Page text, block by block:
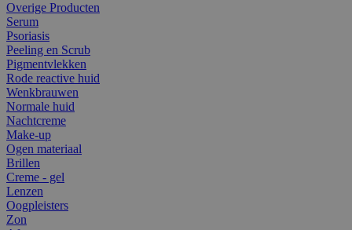
Overige Producten
Serum
Psoriasis
Peeling en Scrub
Pigmentvlekken
Rode reactive huid
Wenkbrauwen
Normale huid
Nachtcreme
Make-up
Ogen materiaal
Brillen
Creme - gel
Lenzen
Oogpleisters
Zon